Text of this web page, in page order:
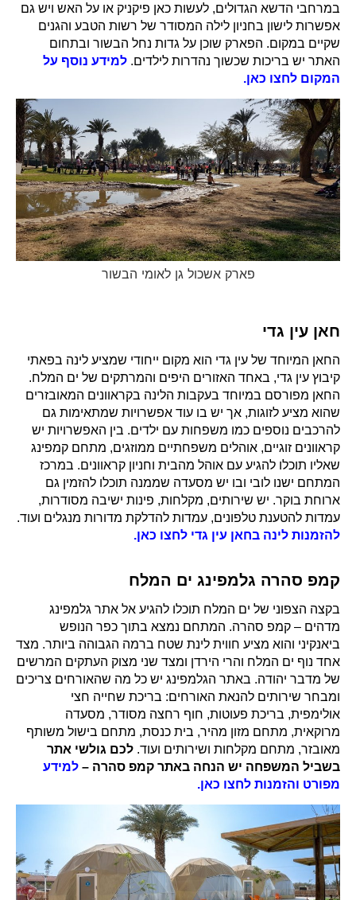
במרחבי הדשא הגדולים, לעשות כאן פיקניק או על האש ויש גם
אפשרות לישון בחניון לילה המסודר של רשות הטבע והגנים
שקיים במקום. הפארק שוכן על גדות נחל הבשור ובתחום
האתר יש בריכות שכשוך נהדרות לילדים. למידע נוסף על
המקום לחצו כאן.
פארק אשכול גן לאומי הבשור
חאן עין גדי
החאן המיוחד של עין גדי הוא מקום ייחודי שמציע לינה בפאתי
קיבוץ עין גדי, באחד האזורים היפים והמרתקים של ים המלח.
החאן מפורסם במיוחד בעקבות הלינה בקראוונים המאובזרים
שהוא מציע לזוגות, אך יש בו עוד אפשרויות שמתאימות גם
להרכבים נוספים כמו משפחות עם ילדים. בין האפשרויות יש
קראוונים זוגיים, אוהלים משפחתיים ממוזגים, מתחם קמפינג
שאליו תוכלו להגיע עם אוהל מהבית וחניון קראוונים. במרכז
המתחם ישנו לובי ובו יש מסעדה שממנה תוכלו להזמין גם
ארוחת בוקר. יש שירותים, מקלחות, פינות ישיבה מסודרות,
עמדות להטענת טלפונים, עמדות להדלקת מדורות מנגלים ועוד.
להזמנות לינה בחאן עין גדי לחצו כאן.
קמפ סהרה גלמפינג ים המלח
בקצה הצפוני של ים המלח תוכלו להגיע אל אתר גלמפינג
מדהים – קמפ סהרה. המתחם נמצא בתוך כפר הנופש
ביאנקיני והוא מציע חווית לינת שטח ברמה הגבוהה ביותר. מצד
אחד נוף ים המלח והרי הירדן ומצד שני מצוק העתקים המרשים
של מדבר יהודה. באתר הגלמפינג יש כל מה שהאורחים צריכים
ומבחר שירותים להנאת האורחים: בריכת שחייה חצי
אולימפית, בריכת פעוטות, חוף רחצה מסודר, מסעדה
מרוקאית, מתחם מזון מהיר, בית כנסת, מתחם בישול משותף
מאובזר, מתחם מקלחות ושירותים ועוד. לכם גולשי אתר
בשביל המשפחה יש הנחה באתר קמפ סהרה – למידע
מפורט והזמנות לחצו כאן.